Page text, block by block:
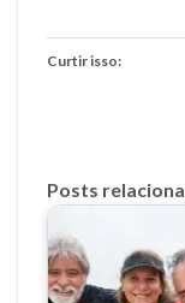
Curtir isso:
Posts